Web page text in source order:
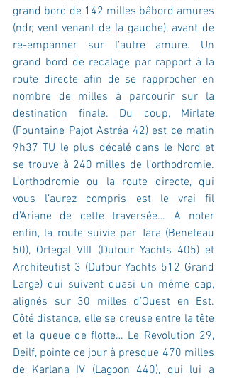
grand bord de 142 milles bâbord amures
(ndr, vent venant de la gauche), avant de
re-empanner sur l’autre amure. Un
grand bord de recalage par rapport à la
route directe afin de se rapprocher en
nombre de milles à parcourir sur la
destination finale. Du coup, Mirlate
(Fountaine Pajot Astréa 42) est ce matin
9h37 TU le plus décalé dans le Nord et
se trouve à 240 milles de l’orthodromie.
L’orthodromie ou la route directe, qui
vous l’aurez compris est le vrai fil
d’Ariane de cette traversée… A noter
enfin, la route suivie par Tara (Beneteau
50), Ortegal VIII (Dufour Yachts 405) et
Architeutist 3 (Dufour Yachts 512 Grand
Large) qui suivent quasi un même cap,
alignés sur 30 milles d’Ouest en Est.
Côté distance, elle se creuse entre la tête
et la queue de flotte… Le Revolution 29,
Deilf, pointe ce jour à presque 470 milles
de Karlana IV (Lagoon 440), qui lui a